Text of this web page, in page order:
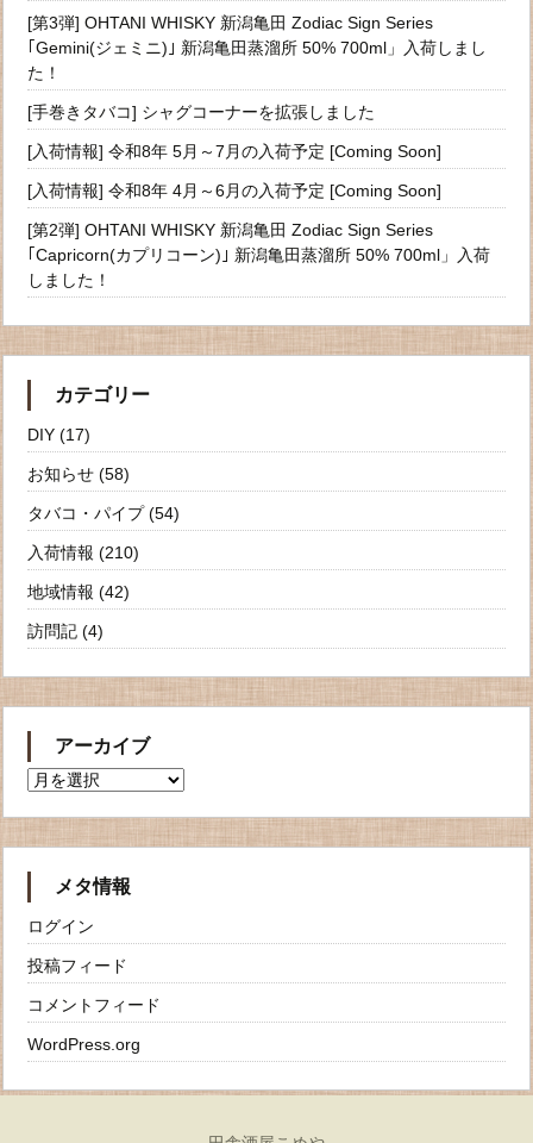
[第3弾] OHTANI WHISKY 新潟亀田 Zodiac Sign Series
｢Gemini(ジェミニ)｣ 新潟亀田蒸溜所 50% 700ml」入荷しまし
た！
[手巻きタバコ] シャグコーナーを拡張しました
[入荷情報] 令和8年 5月～7月の入荷予定 [Coming Soon]
[入荷情報] 令和8年 4月～6月の入荷予定 [Coming Soon]
[第2弾] OHTANI WHISKY 新潟亀田 Zodiac Sign Series
｢Capricorn(カプリコーン)｣ 新潟亀田蒸溜所 50% 700ml」入荷
しました！
カテゴリー
DIY (17)
お知らせ (58)
タバコ・パイプ(54)
入荷情報 (210)
地域情報 (42)
訪問記 (4)
アーカイブ
ア
イ
メタ情報
ログイン
投稿フィード
コメントフィード
WordPress.org